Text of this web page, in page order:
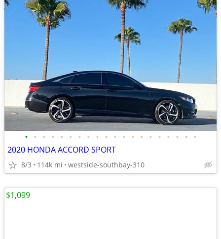
• • • • • • • • • • • • • • • • • • • •
2020 HONDA ACCORD SPORT
8/3 114k mi westside-southbay-310
$1,099